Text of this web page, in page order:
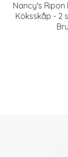
Nancy's
Köksskåp - 2